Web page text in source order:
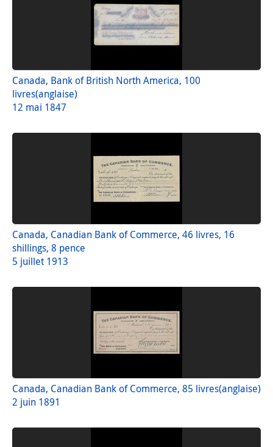
Canada, Bank of British North America, 100
livres(anglaise)
12 mai 1847
Canada, Canadian Bank of Commerce, 46 livres, 16
shillings, 8 pence
5 juillet 1913
Canada, Canadian Bank of Commerce, 85 livres(anglaise)
2 juin 1891